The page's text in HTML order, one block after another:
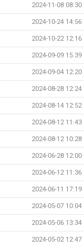
2024-11-08 08:30
2024-10-24 14:56
2024-10-22 12:16
2024-09-09 15:39
2024-09-04 12:20
2024-08-28 12:24
2024-08-14 12:52
2024-08-12 11:43
2024-08-12 10:28
2024-06-28 12:00
2024-06-12 11:36
2024-06-11 17:19
2024-05-07 10:04
2024-05-06 13:34
2024-05-02 12:47